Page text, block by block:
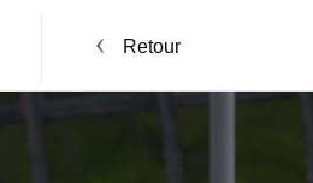
Retour